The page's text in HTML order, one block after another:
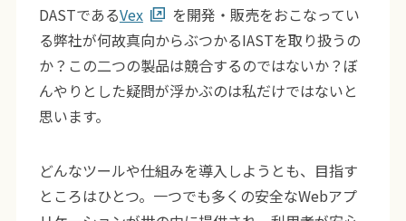
DASTであるVex
を開発・販売をおこなってい
る弊社が何故真向からぶつかるIASTを取り扱うの
か？この二つの製品は競合するのではないか？ぼ
んやりとした疑問が浮かぶのは私だけではないと
思います。
どんなツールや仕組みを導入しようとも、目指す
ところはひとつ。一つでも多くの安全なWebアプ